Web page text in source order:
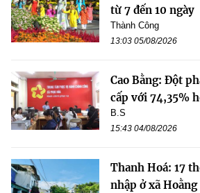
từ 7 đến 10 ngày
Thành Công
13:03 05/08/2026
Cao Bằng: Đột
cấp với 74,35%
B.S
15:43 04/08/2026
Thanh Hoá: 17
nhập ở xã Hoằng